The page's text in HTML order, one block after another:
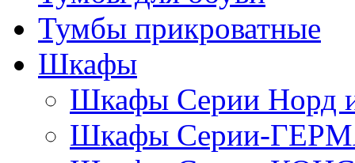
Тумбы прикроватные
Шкафы
Шкафы Серии
Шкафы Серии-